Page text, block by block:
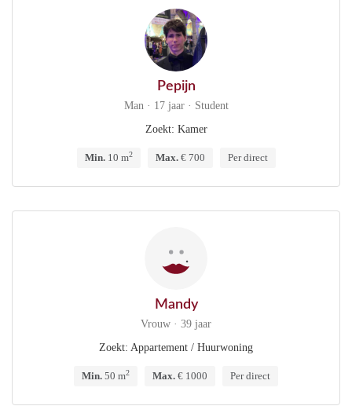
Pepijn
Man · 17 jaar · Student
Zoekt: Kamer
Min.10 m2 Max.€ 700 Per direct
Mandy
Vrouw · 39 jaar
Zoekt: Appartement / Huurwoning
Min. 50 m2 Max. € 1000 Per direct